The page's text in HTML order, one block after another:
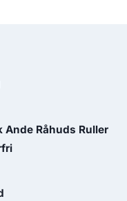
kr..
Ande Råhuds Ruller